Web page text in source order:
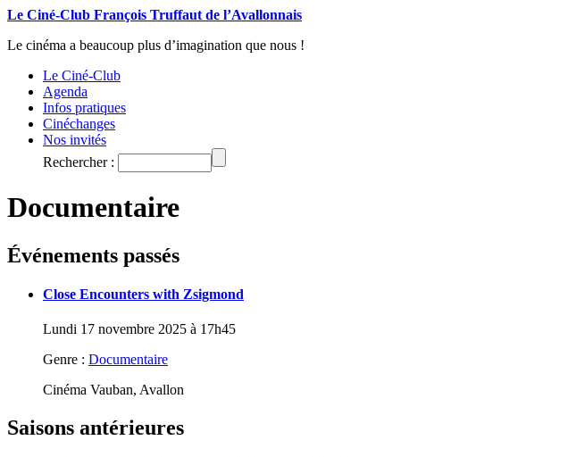
Le Ciné-Club François Truffaut de l’Avallonnais
Le cinéma a beaucoup plus d’imagination que nous !
Le Ciné-Club
Agenda
Infos pratiques
Cinéchanges
Nos invités
Rechercher :
Documentaire
Événements passés
Close Encounters with Zsigmond
Lundi 17 novembre 2025 à 17h45
Genre : Documentaire
Cinéma Vauban, Avallon
Saisons antérieures